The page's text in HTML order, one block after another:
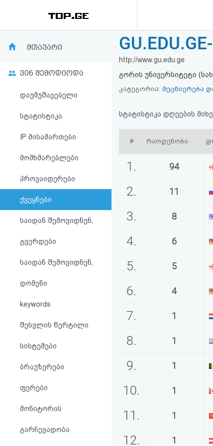
რეიტინგი
კითხვა-
პასუხი
ავტორიზაცია
რეგისტრაცია
პაროლის
სალიცენზიო
შეთანხმება
მთავარი
ვინ შემოდიოდა
დაუმუშავებელი
სტატისტიკა
IP მისამართები
მომხმარებლები
პროვაიდერები
ქვეყნები
საიდან შემოვიდნენ,
გვერდები
საიდან შემოვიდნენ,
დომენი
keywords
შესვლის წერტილი
სისტემები
ბრაუზერები
ფერები
მონიტორის
გარჩევადობა
http://www.gu.edu.ge
გორის უნივერსიტეტი
კატეგორია: მეცნიერება
სტატისტიკა დღეების
# რაოდენობა
1. 94
2. 11
3. 8
4. 6
5. 5
6. 4
7. 1
8. 1
9. 1
10. 1
11. 1
12. 1